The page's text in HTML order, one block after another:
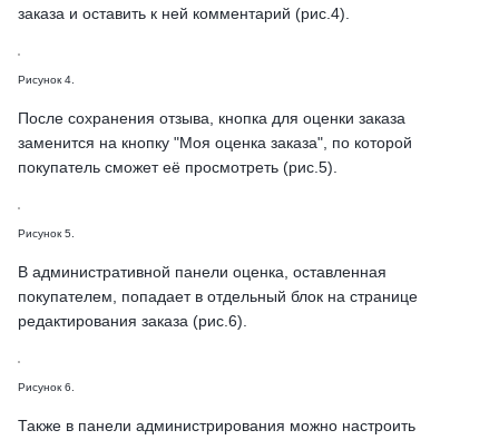
заказа и оставить к ней комментарий (рис.4).
Рисунок 4.
После сохранения отзыва, кнопка для оценки заказа
заменится на кнопку "Моя оценка заказа", по которой
покупатель сможет её просмотреть (рис.5).
Рисунок 5.
В административной панели оценка, оставленная
покупателем, попадает в отдельный блок на странице
редактирования заказа (рис.6).
Рисунок 6.
Также в панели администрирования можно настроить